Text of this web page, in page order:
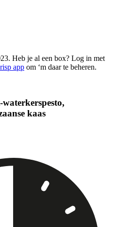
Heb je al een box? Log in met
app om ‘m daar te beheren.
kaas